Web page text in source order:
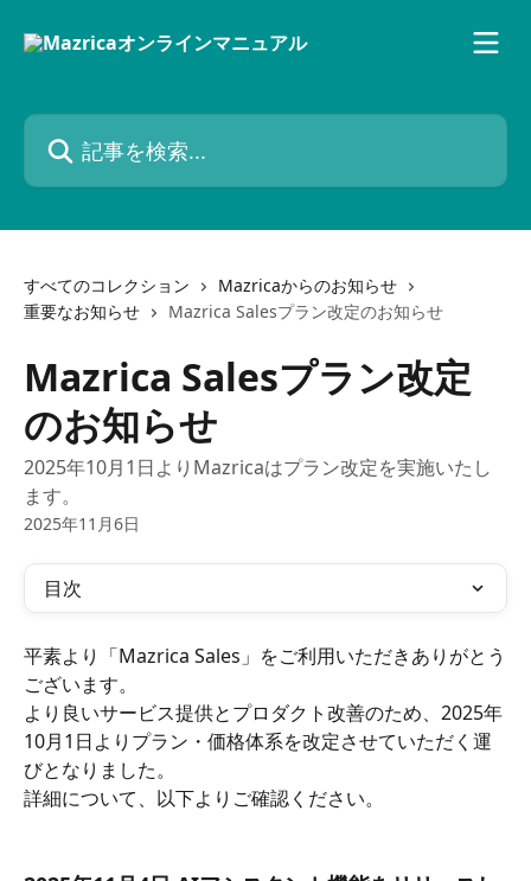
記事を検索...
すべてのコレクション
Mazricaからのお知らせ
重要なお知らせ
Mazrica Salesプラン改定のお知らせ
Mazrica Salesプラン改定
のお知らせ
2025年10月1日よりMazricaはプラン改定を実施いたし
ます。
2025年11月6日
目次
平素より「Mazrica Sales」をご利用いただきありがとう
ございます。
より良いサービス提供とプロダクト改善のため、2025年
10月1日よりプラン・価格体系を改定させていただく運
びとなりました。
詳細について、以下よりご確認ください。